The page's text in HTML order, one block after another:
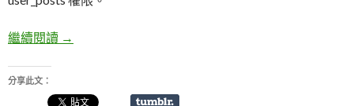
繼續閱讀 透過 user_posts 獲取Facebook 使用者塗鴉牆內容
→
分享此文：